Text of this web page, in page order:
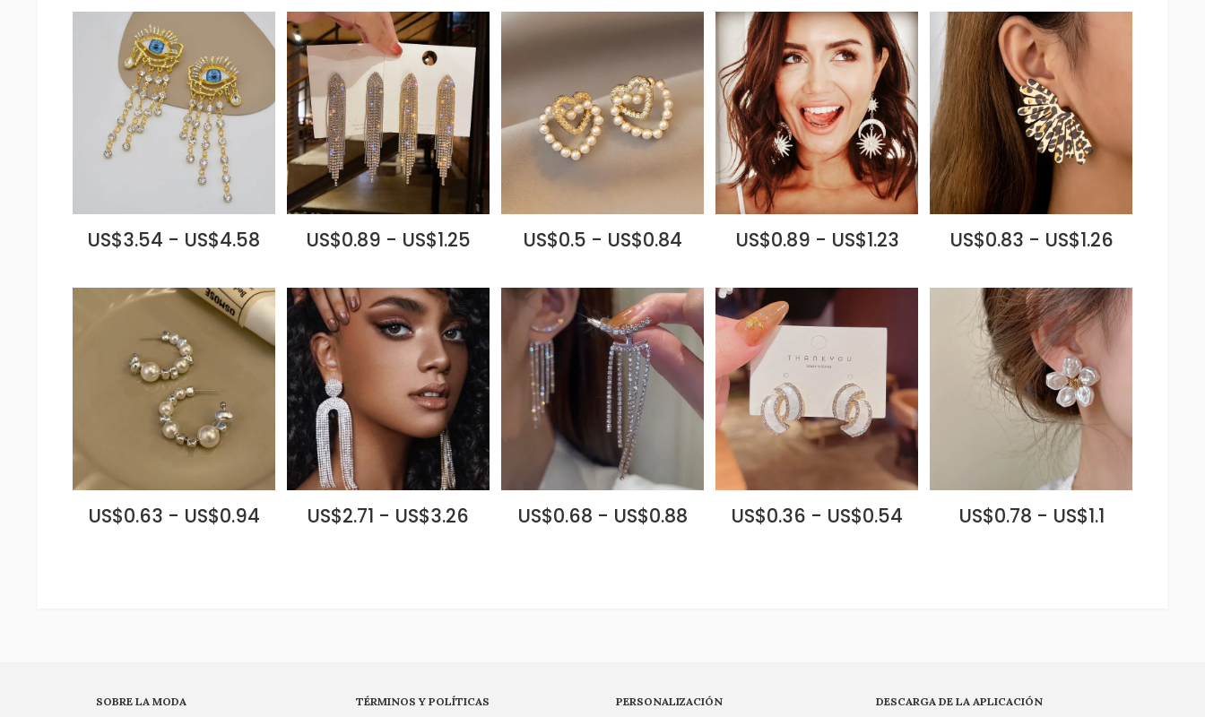
US$3.54 - US$4.58 US$0.89 - US$1.25 US$0.5 - US$0.84 US$0.89 - US$1.23 US$0.83 - US$1.26
US$0.63 - US$0.94 US$2.71 - US$3.26 US$0.68 - US$0.88 US$0.36 - US$0.54 US$0.78 - US$1.1
SOBRE LA MODA TÉRMINOS Y POLÍTICAS PERSONALIZACIÓN DESCARGA DE LA APLICACIÓN